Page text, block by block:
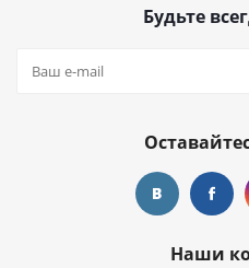
Будьте
Наши